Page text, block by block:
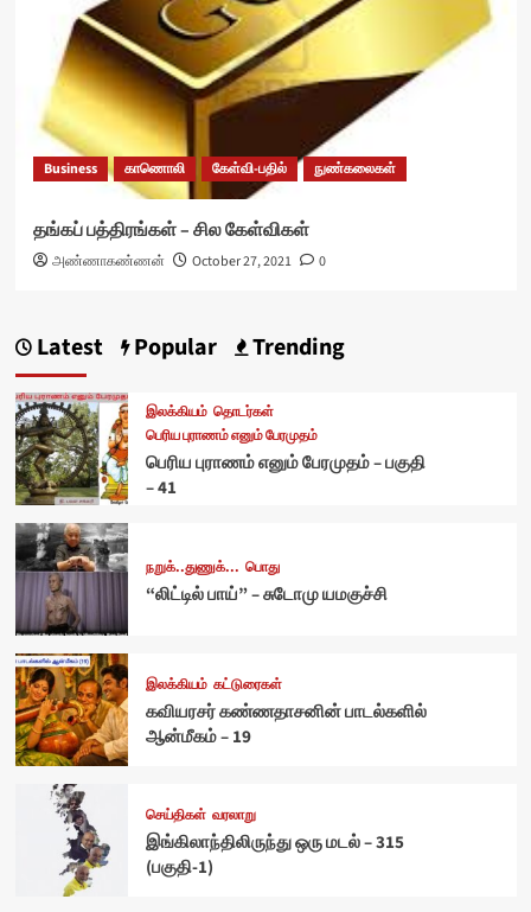
Business காணொலி கேள்வி-பதில் நுண்கலைகள்
தங்கப் பத்திரங்கள் – சில கேள்விகள்
அண்ணாகண்ணன் October 27, 2021 0
Latest Popular Trending
இலக்கியம் தொடர்கள்
பெரிய புராணம் எனும் பேரமுதம்
பெரிய புராணம் எனும் பேரமுதம் – பகுதி
– 41
நறுக்..துணுக்... பொது
“லிட்டில் பாய்” – சுடோமு யமகுச்சி
இலக்கியம் கட்டுரைகள்
கவியரசர் கண்ணதாசனின் பாடல்களில்
ஆன்மீகம் – 19
செய்திகள் வரலாறு
இங்கிலாந்திலிருந்து ஒரு மடல் – 315
(பகுதி-1)